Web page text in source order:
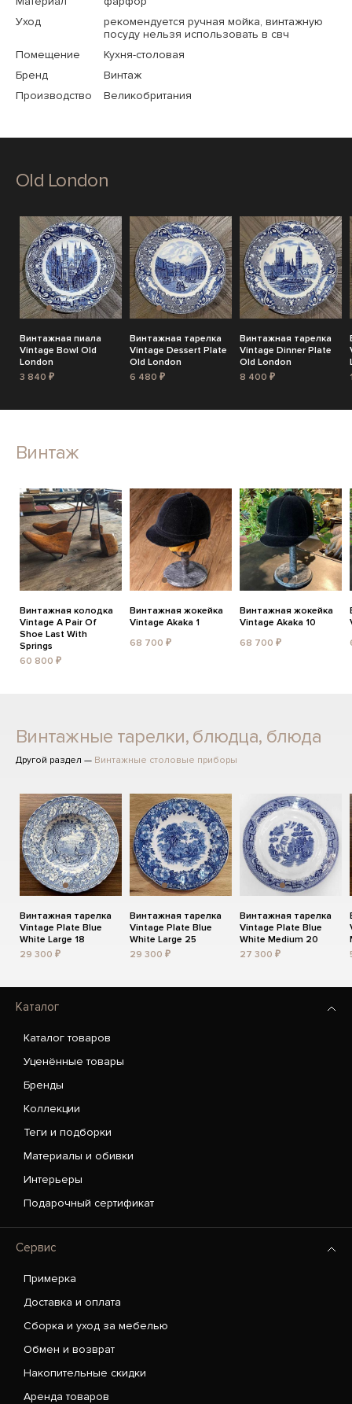
Уход
рекомендуется ручная мойка, винтажную
посуду нельзя использовать в свч
Помещение
Кухня-столовая
Бренд
Винтаж
Производство
Великобритания
Old London
Винтажная пиала
Vintage Bowl Old
London
3 840 ₽
Винтажная тарелка
Vintage Dessert Plate
Old London
6 480 ₽
Винтажная тарелка
Vintage Dinner Plate
Old London
8 400 ₽
Винтаж
Винтажная колодка
Vintage A Pair Of
Shoe Last With
Springs
60 800 ₽
Винтажная жокейка
Vintage Akaka 1
68 700 ₽
Винтажная жокейка
Vintage Akaka 10
68 700 ₽
Винтажные тарелки, блюдца, блюда
Другой раздел — Винтажные столовые приборы
Винтажная тарелка
Vintage Plate Blue
White Large 18
29 300 ₽
Винтажная тарелка
Vintage Plate Blue
White Large 25
29 300 ₽
Винтажная тарелка
Vintage Plate Blue
White Medium 20
27 300 ₽
Каталог
Каталог товаров
Уценённые товары
Бренды
Коллекции
Теги и подборки
Материалы и обивки
Интерьеры
Подарочный сертификат
Сервис
Примерка
Доставка и оплата
Сборка и уход за мебелью
Обмен и возврат
Накопительные скидки
Аренда товаров